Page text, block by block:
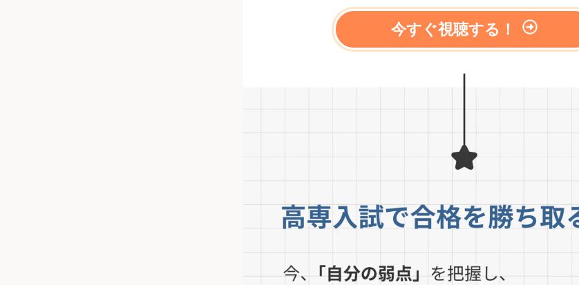
今すぐ視聴する！